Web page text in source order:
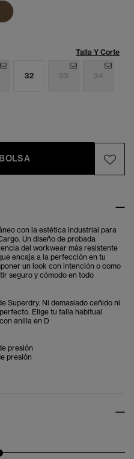
Talla Y Corte
32 33 34
con la estética industrial para
Un diseño de probada
del workwear más resistente
encaja a la perfección en tu
un look con intención o como
seguro y cómodo en todo
Superdry. Ni demasiado ceñido ni
Elige tu talla habitual
anilla en D
presión
presión